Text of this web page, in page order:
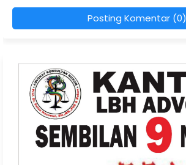
Posting Komentar (0)